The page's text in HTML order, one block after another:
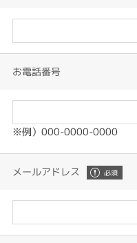
お電話番号
※例）000-0000-0000
メールアドレス